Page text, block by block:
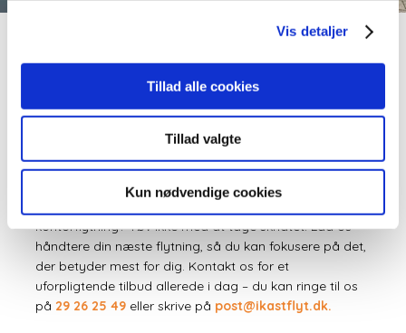
Vis detaljer
Tillad alle cookies
Tillad valgte
Kun nødvendige cookies
Få en pris på kontorflytning
kontorflytning? Tøv ikke med at tage skridtet. Lad os
håndtere din næste flytning, så du kan fokusere på det,
der betyder mest for dig. Kontakt os for et
uforpligtende tilbud allerede i dag – du kan ringe til os
på 29 26 25 49 eller skrive på post@ikastflyt.dk.